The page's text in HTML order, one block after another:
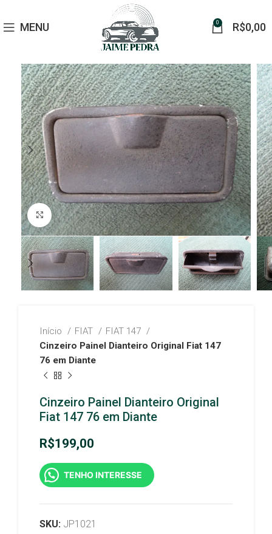
MENU 0 R$0,00
Click to enlarge
Início FIAT
FIAT 147
Cinzeiro Painel Dianteiro Original Fiat 147
76 em Diante
Cinzeiro Painel Dianteiro Original
Fiat 147 76 em Diante
R$199,00
TENHO INTERESSE
SKU: JP1021